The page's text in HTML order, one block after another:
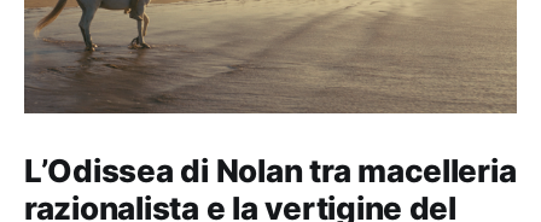
L’Odissea di Nolan tra macelleria
razionalista e la vertigine del